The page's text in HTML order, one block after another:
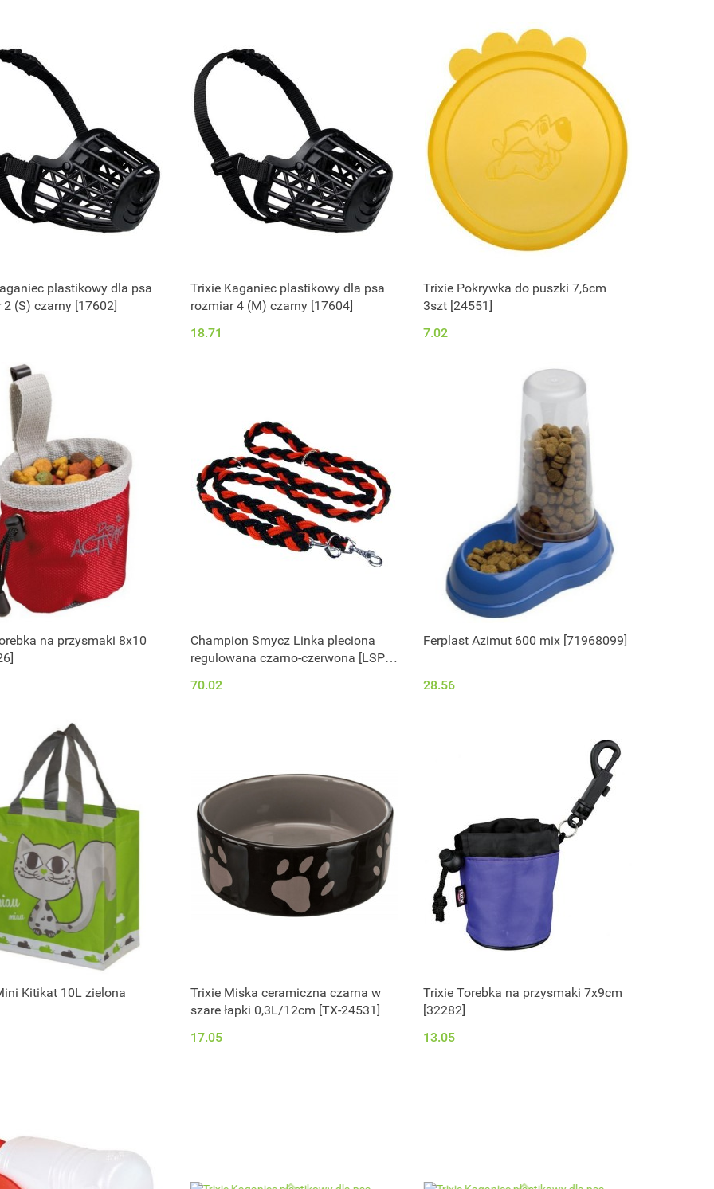
plastikowy dla psa
(S) czarny [17602]
Trixie Kaganiec plastikowy dla psa
rozmiar 4 (M) czarny [17604]
18.71
Trixie Pokrywka do puszki 7,6cm
3szt [24551]
7.02
na przysmaki 8x10
Champion Smycz Linka pleciona
regulowana czarno-czerwona [LSPR
70.02
Ferplast Azimut 600 mix [71968099]
28.56
Kitikat 10L zielona
Trixie Miska ceramiczna czarna w
szare łapki 0,3L/12cm [TX-24531]
17.05
Trixie Torebka na przysmaki 7x9cm
[32282]
13.05